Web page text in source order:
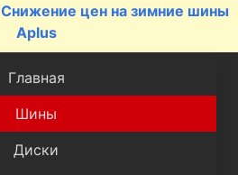
Снижение цен на зимние шины
Aplus
Главная
Шины
Диски